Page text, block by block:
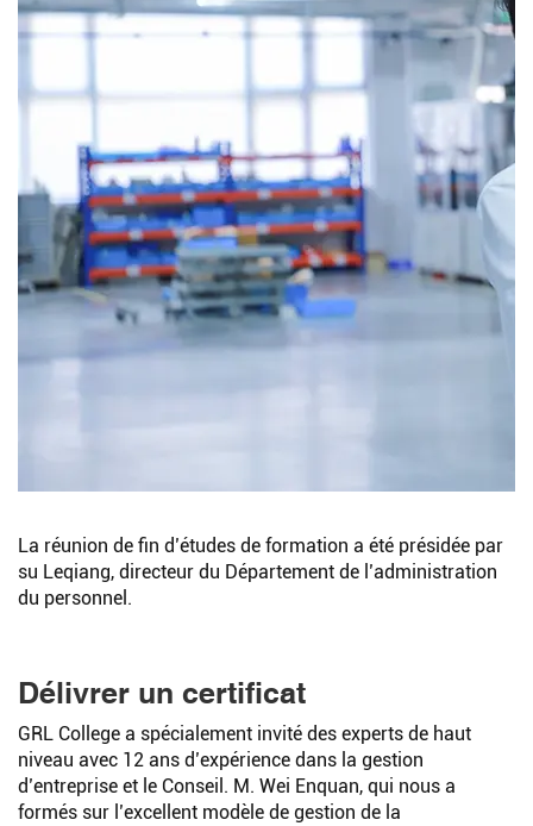
La réunion de fin d’études de formation a été présidée par
su Leqiang, directeur du Département de l’administration
du personnel.
Délivrer un certificat
GRL College a spécialement invité des experts de haut
niveau avec 12 ans d’expérience dans la gestion
d’entreprise et le Conseil. M. Wei Enquan, qui nous a
formés sur l’excellent modèle de gestion de la